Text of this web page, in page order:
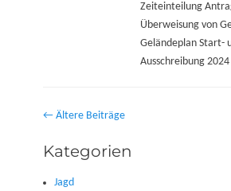
Zeiteinteilung
Überweisung von
Geländeplan Start-
Ausschreibung 2024
Beitragsnavigation
← Ältere Beiträge
Kategorien
Jagd